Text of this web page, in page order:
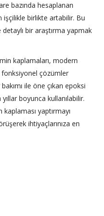
bazında hesaplanan
birlikte artabilir. Bu
bir araştırma yapmak
kaplamaları, modern
çözümler
ile öne çıkan epoksi
boyunca kullanılabilir.
yaptırmayı
ihtiyaçlarınıza en